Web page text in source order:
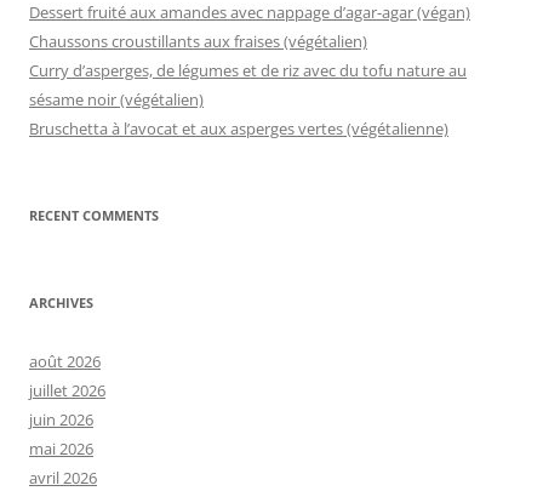
Dessert fruité aux amandes avec nappage d’agar-agar (végan)
Chaussons croustillants aux fraises (végétalien)
Curry d’asperges, de légumes et de riz avec du tofu nature au
sésame noir (végétalien)
Bruschetta à l’avocat et aux asperges vertes (végétalienne)
RECENT COMMENTS
ARCHIVES
août 2026
juillet 2026
juin 2026
mai 2026
avril 2026